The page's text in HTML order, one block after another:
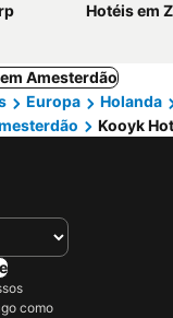
Hotéis em
Amesterdão
Europa
Holanda
Kooyk
como